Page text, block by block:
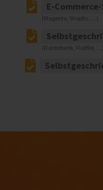
E-
(Magento, Shopfiy, …)
(Datenbank, Flatfile, …)